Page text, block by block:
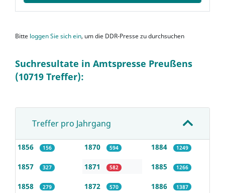
Bitte loggen Sie sich ein, um die DDR-Presse zu durchsuchen
Suchresultate in Amtspresse Preußens
(10719 Treffer):
Treffer pro Jahrgang
1856 156
1857 327
1858 279
1870 594
1871 582
1872 570
1884 1249
1885 1266
1886 1387